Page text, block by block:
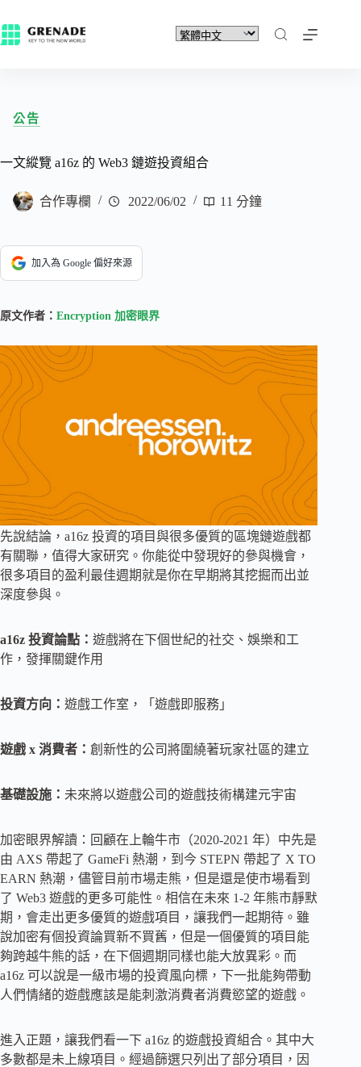
公告
一文縱覽 a16z 的 Web3 鏈遊投資組合
合作專欄 2022/06/02 11 分鐘
加入為 Google 偏好來源
原文作者： Encryption 加密眼界
先說結論，a16z 投資的項目與很多優質的區塊鏈遊戲都
有關聯，值得大家研究。你能從中發現好的參與機會，
很多項目的盈利最佳週期就是你在早期將其挖掘而出並
深度參與。
a16z 投資論點： 遊戲將在下個世紀的社交、娛樂和工
作，發揮關鍵作用
投資方向： 遊戲工作室，「遊戲即服務」
遊戲 x 消費者： 創新性的公司將圍繞著玩家社區的建立
基礎設施： 未來將以遊戲公司的遊戲技術構建元宇宙
加密眼界解讀：回顧在上輪牛市（2020-2021 年）中先是
由 AXS 帶起了 GameFi 熱潮，到今 STEPN 帶起了 X TO
EARN 熱潮，儘管目前市場走熊，但是還是使市場看到
了 Web3 遊戲的更多可能性。相信在未來 1-2 年熊市靜默
期，會走出更多優質的遊戲項目，讓我們一起期待。雖
說加密有個投資論買新不買舊，但是一個優質的項目能
夠跨越牛熊的話，在下個週期同樣也能大放異彩。而
a16z 可以說是一級市場的投資風向標，下一批能夠帶動
人們情緒的遊戲應該是能刺激消費者消費慾望的遊戲。
進入正題，讓我們看一下 a16z 的遊戲投資組合。其中大
多數都是未上線項目。經過篩選只列出了部分項目，因